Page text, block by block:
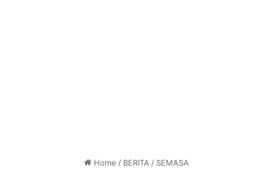
Home / BERITA / SEMASA